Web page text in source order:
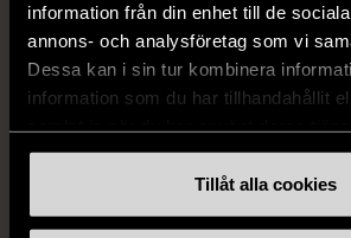
information från din enhet till de
annons- och analysföretag som vi
Dessa kan i sin tur kombinera
information som du har tillhandahållit
Tillåt alla cookies